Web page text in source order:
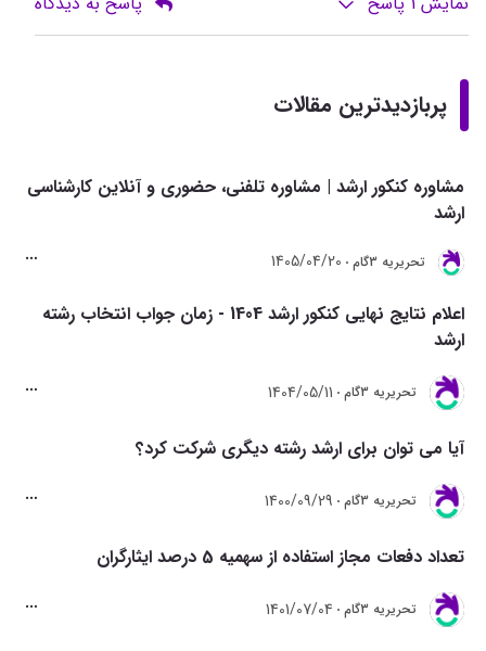
پربازدیدترین مقالات
مشاوره کنکور ارشد | مشاوره تلفنی، حضوری و آنلاین کارشناسی
ارشد
تحريريه 3گام 1405/04/20
اعلام نتایج نهایی کنکور ارشد 1404 - زمان جواب انتخاب رشته
ارشد
تحريريه 3گام 1404/05/11
آیا می توان برای ارشد رشته دیگری شرکت کرد؟
تحريريه 3گام 1400/09/29
تعداد دفعات مجاز استفاده از سهمیه 5 درصد ایثارگران
تحريريه 3گام 1401/07/04